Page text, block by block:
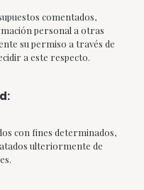
comentados,
personal a otras
su permiso a través de
a este respecto.
con fines determinados,
ulteriormente de